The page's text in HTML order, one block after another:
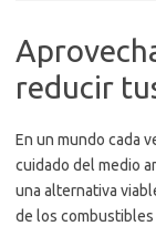
reducir
En un mundo cada
cuidado del medio
una alternativa
de los